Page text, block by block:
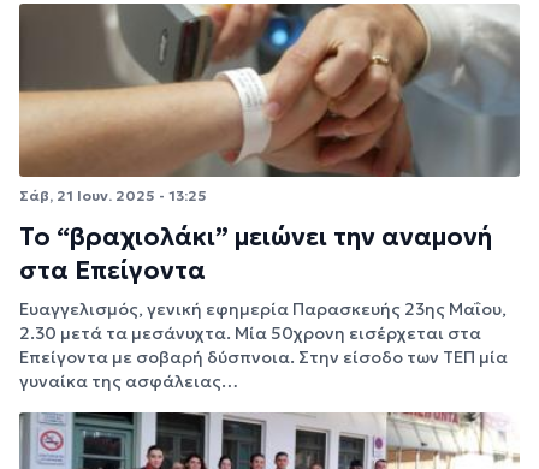
Σάβ, 21 Ιουν. 2025 - 13:25
Το “βραχιολάκι” μειώνει την αναμονή
στα Επείγοντα
Ευαγγελισμός, γενική εφημερία Παρασκευής 23ης Μαΐου,
2.30 μετά τα μεσάνυχτα. Μία 50χρονη εισέρχεται στα
Επείγοντα με σοβαρή δύσπνοια. Στην είσοδο των ΤΕΠ μία
γυναίκα της ασφάλειας…